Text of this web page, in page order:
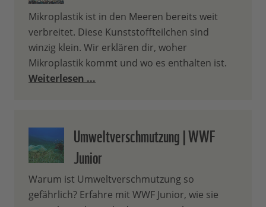
Mikroplastik ist in den Meeren bereits weit
verbreitet. Diese Kunststoffteilchen sind
winzig klein. Wir erklären dir, woher
Mikroplastik kommt und wo es enthalten ist.
Weiterlesen ...
Umweltverschmutzung | WWF
Junior
Warum ist Umweltverschmutzung so
gefährlich? Erfahre mit WWF Junior, wie sie